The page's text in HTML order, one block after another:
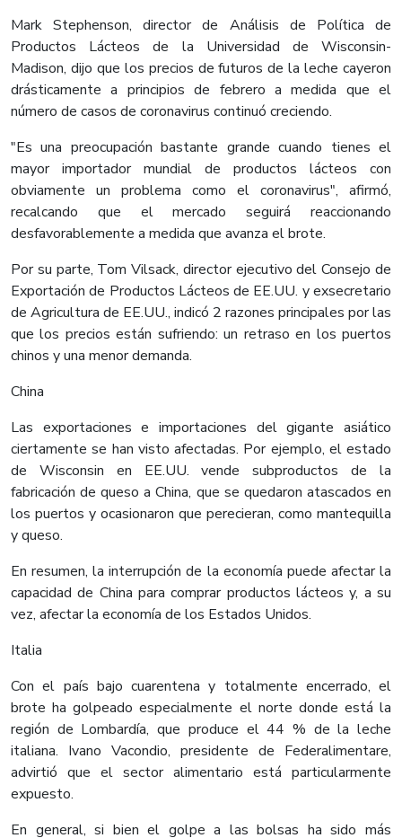
Mark Stephenson, director de Análisis de Política de
Productos Lácteos de la Universidad de Wisconsin-
Madison, dijo que los precios de futuros de la leche cayeron
drásticamente a principios de febrero a medida que el
número de casos de coronavirus continuó creciendo.
"Es una preocupación bastante grande cuando tienes el
mayor importador mundial de productos lácteos con
obviamente un problema como el coronavirus", afirmó,
recalcando que el mercado seguirá reaccionando
desfavorablemente a medida que avanza el brote.
Por su parte, Tom Vilsack, director ejecutivo del Consejo de
Exportación de Productos Lácteos de EE.UU. y exsecretario
de Agricultura de EE.UU., indicó 2 razones principales por las
que los precios están sufriendo: un retraso en los puertos
chinos y una menor demanda.
China
Las exportaciones e importaciones del gigante asiático
ciertamente se han visto afectadas. Por ejemplo, el estado
de Wisconsin en EE.UU. vende subproductos de la
fabricación de queso a China, que se quedaron atascados en
los puertos y ocasionaron que perecieran, como mantequilla
y queso.
En resumen, la interrupción de la economía puede afectar la
capacidad de China para comprar productos lácteos y, a su
vez, afectar la economía de los Estados Unidos.
Italia
Con el país bajo cuarentena y totalmente encerrado, el
brote ha golpeado especialmente el norte donde está la
región de Lombardía, que produce el 44 % de la leche
italiana. Ivano Vacondio, presidente de Federalimentare,
advirtió que el sector alimentario está particularmente
expuesto.
En general, si bien el golpe a las bolsas ha sido más